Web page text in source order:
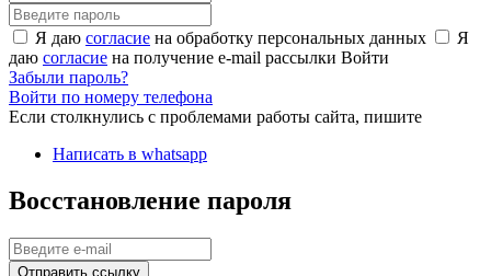
Я даю согласие на обработку персональных данных
Я
даю согласие на получение e-mail рассылки Войти
Забыли пароль?
Войти по номеру телефона
Если столкнулись с проблемами работы сайта, пишите
Написать в whatsapp
Восстановление пароля
Отправить ссылку